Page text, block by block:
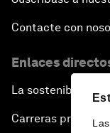
Contacte con
Enlaces
La sostenibilidad
Carreras